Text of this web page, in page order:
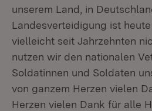
unserem Land, in
Landesverteidigung ist
vielleicht seit Jahrzehnten
nutzen wir den nationalen
Soldatinnen und Soldaten
von ganzem Herzen vielen
Herzen vielen Dank für alle